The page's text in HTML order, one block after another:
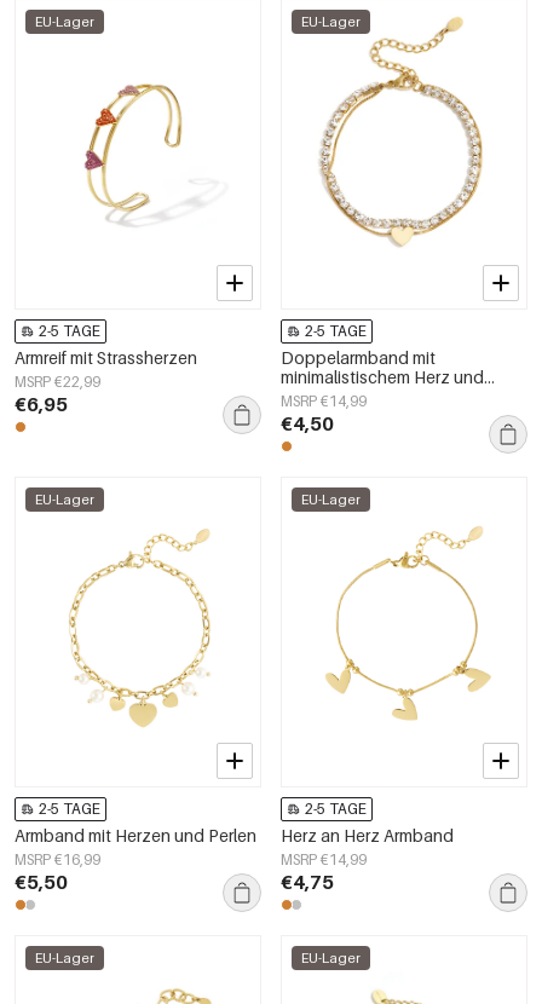
EU-Lager
2-5 TAGE
Armreif mit Strassherzen
MSRP €22,99
€6,95
EU-Lager
2-5 TAGE
Doppelarmband mit
minimalistischem Herz und
Zirkoniasteinen
MSRP €14,99
€4,50
EU-Lager
2-5 TAGE
Armband mit Herzen und Perlen
MSRP €16,99
€5,50
EU-Lager
2-5 TAGE
Herz an Herz Armband
MSRP €14,99
€4,75
EU-Lager EU-Lager